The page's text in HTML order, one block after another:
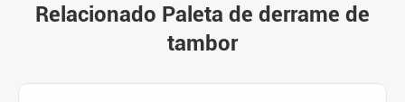
Relacionado Paleta de derrame de
tambor